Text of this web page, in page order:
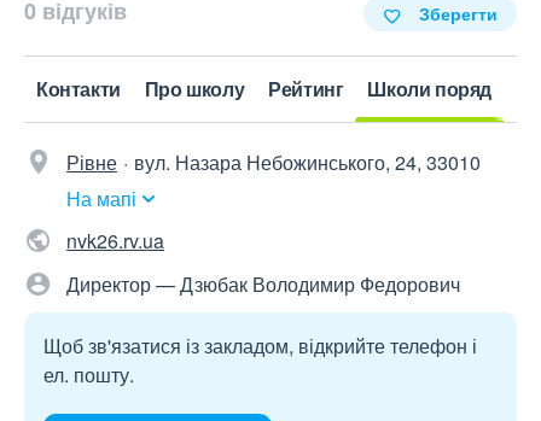
0 відгуків Зберегти
Контакти Про школу Рейтинг Школи поряд
Рівне
вул. Назара Небожинського, 24, 33010
На мапі
nvk26.rv.ua
Директор — Дзюбак Володимир Федорович
Щоб зв'язатися із закладом, відкрийте телефон і
ел. пошту.